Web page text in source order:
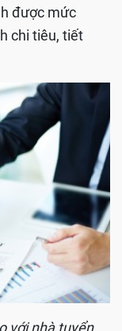
được mức
chi tiêu, tiết
với nhà tuyển